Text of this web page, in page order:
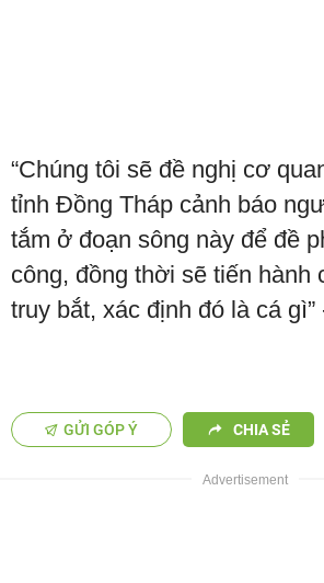
“Chúng tôi sẽ đề nghị cơ
tỉnh Đồng Tháp cảnh báo
tắm ở đoạn sông này để đề
công, đồng thời sẽ tiến hành
truy bắt, xác định đó là cá gì”
GỬI GÓP Ý CHIA SẺ